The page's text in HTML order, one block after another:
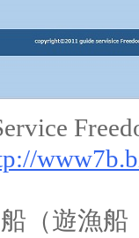
（遊漁